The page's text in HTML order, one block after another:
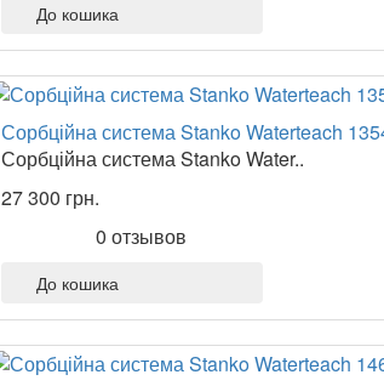
До кошика
Сорбційна система Stanko Waterteach
Сорбційна система Stanko Water..
27 300 грн.
0 отзывов
До кошика